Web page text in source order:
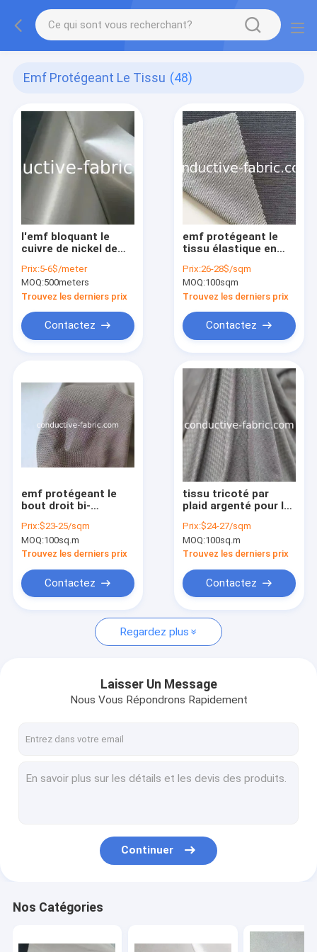
Emf Protégeant Le Tissu (48)
l'emf bloquant le
cuivre de nickel de
Prix:5-6$/meter
MOQ:500meters
Trouvez les derniers prix
Contactez
emf protégeant le
tissu élastique en
gros de tissu
Prix:26-28$/sqm
MOQ:100sqm
Trouvez les derniers prix
Contactez
emf protégeant le
bout droit bi-
élastique de tissu de
maille
Prix:$23-25/sqm
MOQ:100sq.m
Trouvez les derniers prix
Contactez
tissu tricoté par
plaid argenté pour la
shapewear
Prix:$24-27/sqm
MOQ:100sq.m
Trouvez les derniers prix
Contactez
Regardez plus
Laisser Un Message
Nous Vous Répondrons Rapidement
Continuer
Nos Catégories